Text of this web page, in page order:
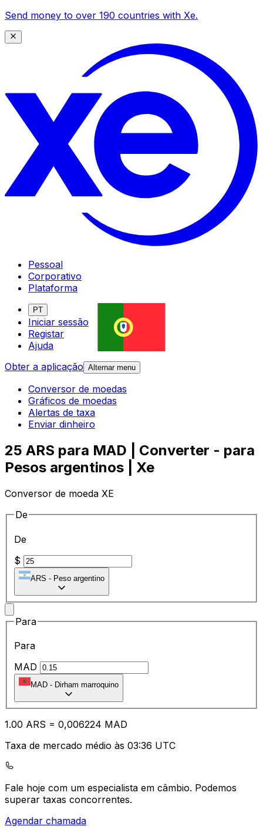
Send money to over 190 countries with Xe.
Pessoal
Corporativo
Plataforma
PT
Iniciar sessão
Registar
Ajuda
Obter a aplicação Alternar menu
Conversor de moedas
Gráficos de moedas
Alertas de taxa
Enviar dinheiro
25 ARS para MAD | Converter - para
Pesos argentinos | Xe
Conversor de moeda XE
De
De
$
ARS - Peso argentino
Para
Para
MAD
MAD - Dirham marroquino
1.00 ARS = 0,006224 MAD
Taxa de mercado médio às 03:36 UTC
Fale hoje com um especialista em câmbio. Podemos
superar taxas concorrentes.
Agendar chamada